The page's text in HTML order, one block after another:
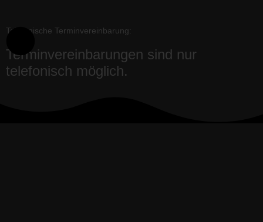
Telefonische Terminvereinbarung:
Terminvereinbarungen sind nur
telefonisch möglich.